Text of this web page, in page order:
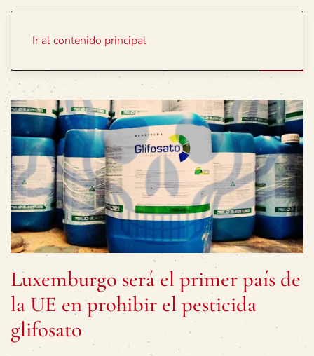
Ir al contenido principal
Luxemburgo será el primer país de
la UE en prohibir el pesticida
glifosato